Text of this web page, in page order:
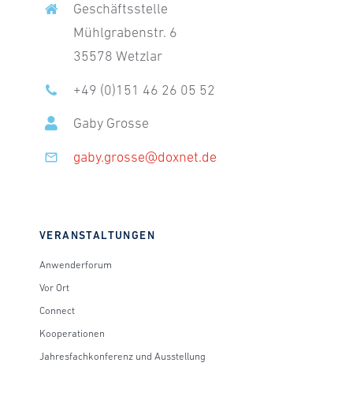
Geschäftsstelle
Mühlgrabenstr. 6
35578 Wetzlar
+49 (0)151 46 26 05 52
Gaby Grosse
gaby.grosse@doxnet.de
VERANSTALTUNGEN
Anwenderforum
Vor Ort
Connect
Kooperationen
Jahresfachkonferenz und Ausstellung